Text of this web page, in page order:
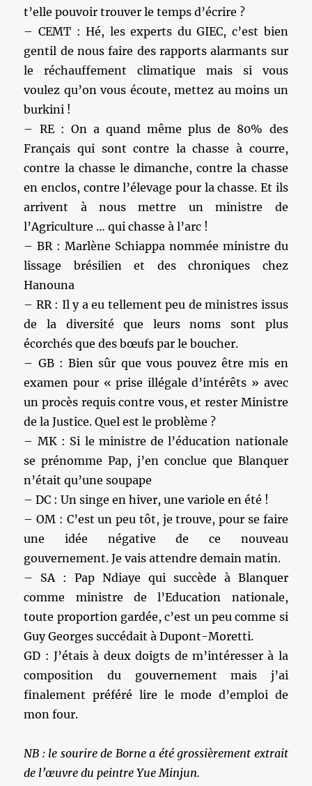
t’elle pouvoir trouver le temps d’écrire ?
– CEMT : Hé, les experts du GIEC, c’est bien
gentil de nous faire des rapports alarmants sur
le réchauffement climatique mais si vous
voulez qu’on vous écoute, mettez au moins un
burkini !
– RE : On a quand même plus de 80% des
Français qui sont contre la chasse à courre,
contre la chasse le dimanche, contre la chasse
en enclos, contre l’élevage pour la chasse. Et ils
arrivent à nous mettre un ministre de
l’Agriculture … qui chasse à l’arc !
– BR : Marlène Schiappa nommée ministre du
lissage brésilien et des chroniques chez
Hanouna
– RR : Il y a eu tellement peu de ministres issus
de la diversité que leurs noms sont plus
écorchés que des bœufs par le boucher.
– GB : Bien sûr que vous pouvez être mis en
examen pour « prise illégale d’intérêts » avec
un procès requis contre vous, et rester Ministre
de la Justice. Quel est le problème ?
– MK : Si le ministre de l’éducation nationale
se prénomme Pap, j’en conclue que Blanquer
n’était qu’une soupape
– DC : Un singe en hiver, une variole en été !
– OM : C’est un peu tôt, je trouve, pour se faire
une idée négative de ce nouveau
gouvernement. Je vais attendre demain matin.
– SA : Pap Ndiaye qui succède à Blanquer
comme ministre de l’Education nationale,
toute proportion gardée, c’est un peu comme si
Guy Georges succédait à Dupont-Moretti.
GD : J’étais à deux doigts de m’intéresser à la
composition du gouvernement mais j’ai
finalement préféré lire le mode d’emploi de
mon four.
NB : le sourire de Borne a été grossièrement extrait
de l’œuvre du peintre Yue Minjun.